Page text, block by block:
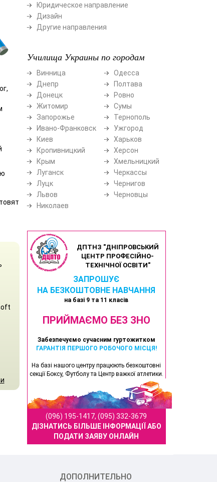
Юридическое направление
Дизайн
Другие направления
Училища Украины по городам
Винница
Днепр
Донецк
Житомир
Запорожье
Ивано-Франковск
Киев
Кропивницкий
Крым
Луганск
Луцк
Львов
Николаев
Одесса
Полтава
Ровно
Сумы
Тернополь
Ужгород
Харьков
Херсон
Хмельницкий
Черкассы
Чернигов
Черновцы
ДПТНЗ "ДНІПРОВСЬКИЙ
ЦЕНТР ПРОФЕСІЙНО-
ТЕХНІЧНОЇ ОСВІТИ"
ЗАПРОШУЄ
НА БЕЗКОШТОВНЕ НАВЧАННЯ
на базі 9 та 11 класів
ПРИЙМАЄМО БЕЗ ЗНО
Забезпечуємо сучасним гуртожитком
ГАРАНТІЯ ПЕРШОГО РОБОЧОГО МІСЦЯ!
На базі нашого центру працюють безкоштовні
секції Боксу, Футболу та Центр важкої атлетики.
(096) 195-1417, (095) 332-3679
ДІЗНАТИСЬ БІЛЬШЕ ІНФОРМАЦІЇ АБО
ПОДАТИ ЗАЯВУ ОНЛАЙН
ДОПОЛНИТЕЛЬНО